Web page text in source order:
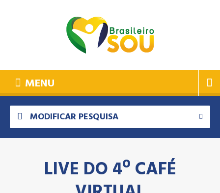
MENU
MODIFICAR PESQUISA
LIVE DO 4º CAFÉ